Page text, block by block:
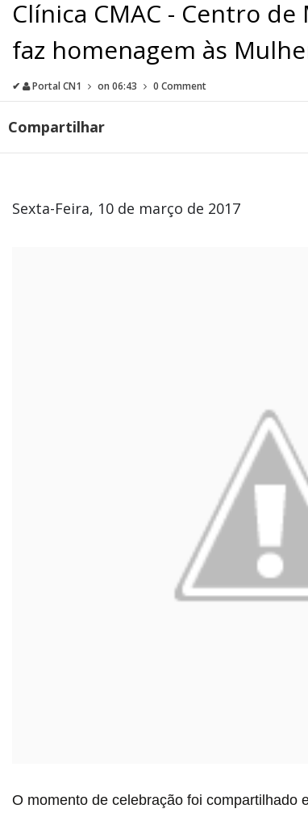
Clínica CMAC - Centro
faz homenagem às
✔ Portal CN1 on 06:43 0 Comment
Compartilhar
Sexta-Feira, 10 de março de 2017
O momento de celebração foi compartilhado